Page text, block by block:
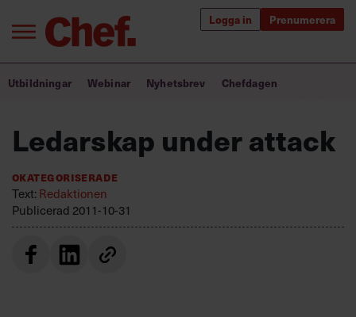
Logga in Prenumerera
Bra ledare förändrar världen
Utbildning för ledare
Chefakademin+
Populära utbildningar
Utbildningar Webinar Nyhetsbrev Chefdagen
Ledarskap under attack
Okategoriserade
Text:Redaktionen
Publicerad 2011-10-31